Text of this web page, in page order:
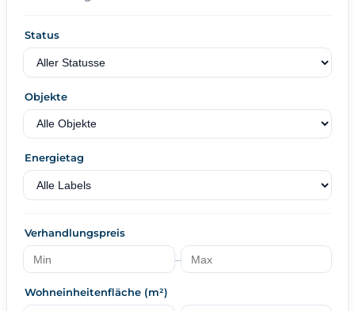
Status
Objekte
Energietag
Verhandlungspreis
–
Wohneinheitenfläche (m²)